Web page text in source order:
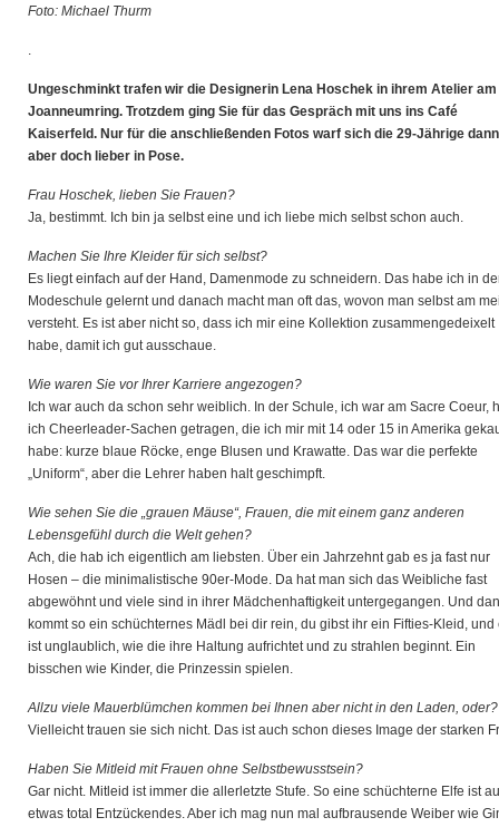
Foto: Michael Thurm
.
Ungeschminkt trafen wir die Designerin Lena Hoschek in ihrem Atelier am
Joanneumring. Trotzdem ging Sie für das Gespräch mit uns ins Café
Kaiserfeld. Nur für die anschließenden Fotos warf sich die 29-Jährige dann
aber doch lieber in Pose.
Frau Hoschek, lieben Sie Frauen?
Ja, bestimmt. Ich bin ja selbst eine und ich liebe mich selbst schon auch.
Machen Sie Ihre Kleider für sich selbst?
Es liegt einfach auf der Hand, Damenmode zu schneidern. Das habe ich in
Modeschule gelernt und danach macht man oft das, wovon man selbst am
versteht. Es ist aber nicht so, dass ich mir eine Kollektion zusammengedeixelt
habe, damit ich gut ausschaue.
Wie waren Sie vor Ihrer Karriere angezogen?
Ich war auch da schon sehr weiblich. In der Schule, ich war am Sacre Coeur,
ich Cheerleader-Sachen getragen, die ich mir mit 14 oder 15 in Amerika
habe: kurze blaue Röcke, enge Blusen und Krawatte. Das war die perfekte
„Uniform“, aber die Lehrer haben halt geschimpft.
Wie sehen Sie die „grauen Mäuse“, Frauen, die mit einem ganz anderen
Lebensgefühl durch die Welt gehen?
Ach, die hab ich eigentlich am liebsten. Über ein Jahrzehnt gab es ja fast nur
Hosen – die minimalistische 90er-Mode. Da hat man sich das Weibliche fast
abgewöhnt und viele sind in ihrer Mädchenhaftigkeit untergegangen. Und
kommt so ein schüchternes Mädl bei dir rein, du gibst ihr ein Fifties-Kleid, und
ist unglaublich, wie die ihre Haltung aufrichtet und zu strahlen beginnt. Ein
bisschen wie Kinder, die Prinzessin spielen.
Allzu viele Mauerblümchen kommen bei Ihnen aber nicht in den Laden, oder?
Vielleicht trauen sie sich nicht. Das ist auch schon dieses Image der starken
Haben Sie Mitleid mit Frauen ohne Selbstbewusstsein?
Gar nicht. Mitleid ist immer die allerletzte Stufe. So eine schüchterne Elfe ist
etwas total Entzückendes. Aber ich mag nun mal aufbrausende Weiber wie